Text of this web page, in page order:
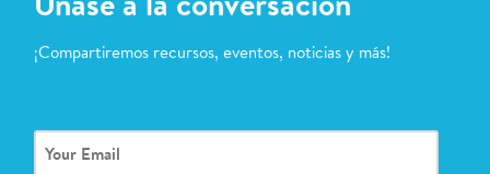
Únase a la conversación
¡Compartiremos recursos, eventos, noticias y más!